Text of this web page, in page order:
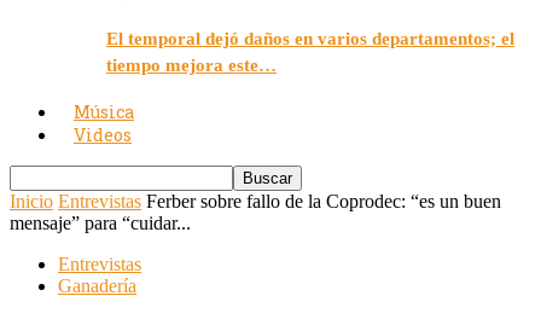
El temporal dejó daños en varios departamentos; el
tiempo mejora este…
Música
Videos
Inicio Entrevistas Ferber sobre fallo de la Coprodec: “es un buen
mensaje” para “cuidar...
Entrevistas
Ganadería